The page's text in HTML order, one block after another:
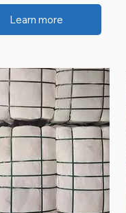
Learn more